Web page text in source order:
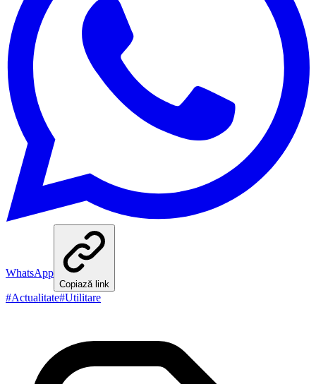
WhatsApp
Copiază link
#Actualitate#Utilitare